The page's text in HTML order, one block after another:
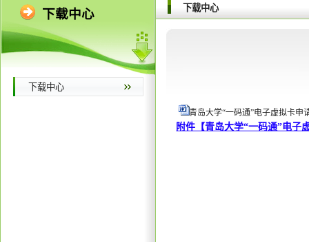
下载中心
下载中心
下载中心
青岛大学“一码通”电子虚拟卡申
附件【青岛大学“一码通”电子